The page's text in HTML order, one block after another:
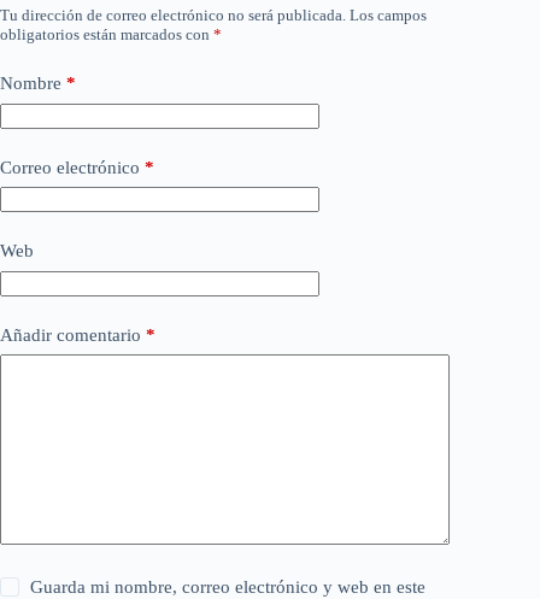
Tu dirección de correo electrónico no será publicada. Los campos
obligatorios están marcados con *
Nombre *
Correo electrónico *
Web
Añadir comentario *
Guarda mi nombre, correo electrónico y web en este